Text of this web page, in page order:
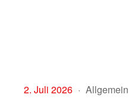
2. Juli 2026
Allgemein